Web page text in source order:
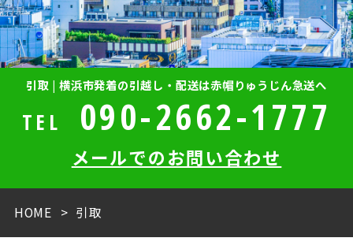
引取 | 横浜市発着の引越し・配送は赤帽りゅうじん急送へ
TEL 090-2662-1777
メールでのお問い合わせ
HOME 引取